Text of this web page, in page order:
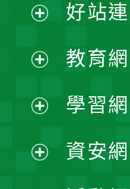
開
選
單
開
選
單
開
選
開
好站
教育
學習
資安